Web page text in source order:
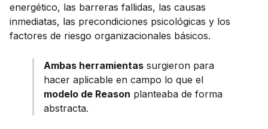
energético, las barreras fallidas, las causas
inmediatas, las precondiciones psicológicas y los
factores de riesgo organizacionales básicos.
Ambas herramientas surgieron para
hacer aplicable en campo lo que el
modelo de Reason planteaba de forma
abstracta.